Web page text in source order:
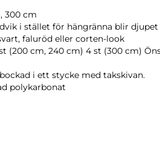
300 cm
i stället för hängränna blir
faluröd eller corten-look
(200 cm, 240 cm) 4 st (300 cm)
i ett stycke med takskivan.
polykarbonat